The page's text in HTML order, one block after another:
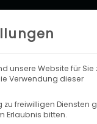
unsere Website für Sie
Verwendung dieser
zu freiwilligen Diensten
Erlaubnis bitten.